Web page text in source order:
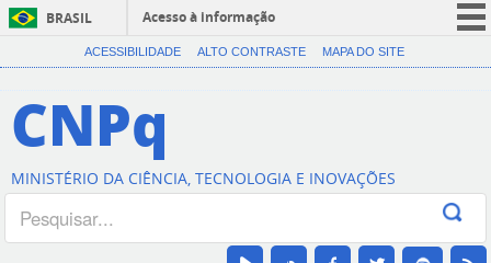
BRASIL
Acesso à informação
CORONAVÍRUS (COVID-19)
Canais
ACESSIBILIDADE ALTO CONTRASTE MAPA DO SITE
CNPq
MINISTÉRIO DA CIÊNCIA, TECNOLOGIA E INOVAÇÕES